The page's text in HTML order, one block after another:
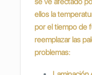
ellos la
por el tiempo de
reemplazar las
problemas: